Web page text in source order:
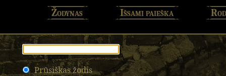
Žodynas Išsami paieška
Prūsiškas žodis